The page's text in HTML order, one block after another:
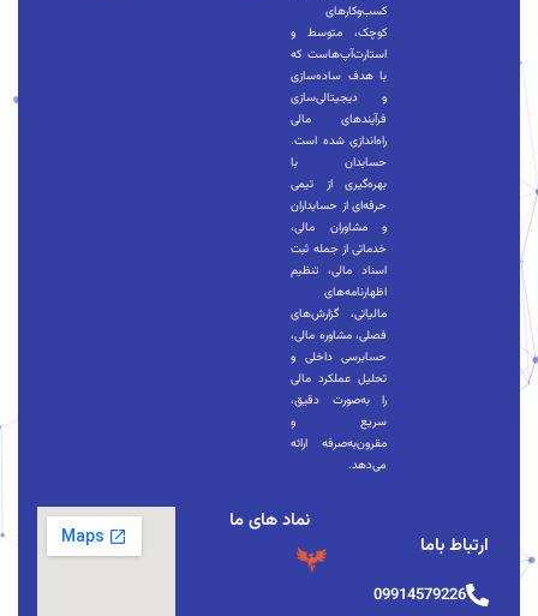
کسب‌وکارهای
کوچک، متوسط و
استارت‌آپ‌هاست که
با هدف ساده‌سازی
و دیجیتالی‌سازی
فرآیندهای مالی
راه‌اندازی شده است.
حسابدان با
بهره‌گیری از تیمی
حرفه‌ای از حسابداران
و مشاوران مالی،
خدماتی از جمله ثبت
اسناد مالی، تنظیم
اظهارنامه‌های
مالیاتی، گزارش‌های
فصلی، مشاوره مالی،
حسابرسی داخلی و
تحلیل عملکرد مالی
را به‌صورت دقیق،
سریع و
مقرون‌به‌صرفه ارائه
می‌دهد.
ارتباط باما
09914579226
نماد های ما